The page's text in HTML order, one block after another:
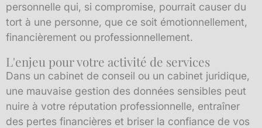
personnelle qui, si compromise, pourrait causer du
tort à une personne, que ce soit émotionnellement,
financièrement ou professionnellement.
L'enjeu pour votre activité de services
Dans un cabinet de conseil ou un cabinet juridique,
une mauvaise gestion des données sensibles peut
nuire à votre réputation professionnelle, entraîner
des pertes financières et briser la confiance de vos